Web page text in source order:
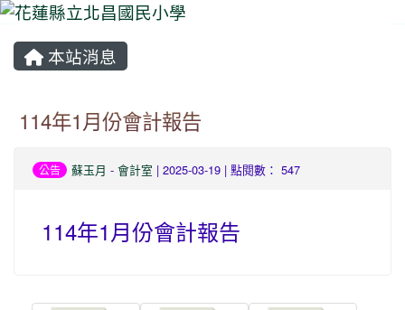
本站消息
114年1月份會計報告
公告 蘇玉月 - 會計室 | 2025-03-19 | 點閱數： 547
114年1月份會計報告